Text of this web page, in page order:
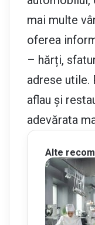
mai multe
oferea
– hărți,
adrese utile.
aflau și
adevărata
Alte